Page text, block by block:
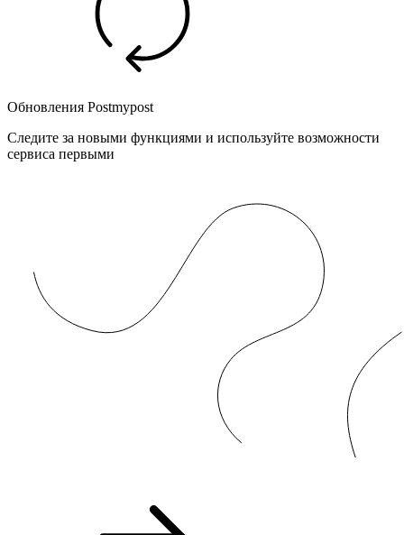
Обновления Postmypost
Следите за новыми функциями и используйте возможности
сервиса первыми